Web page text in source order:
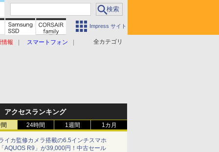
Impress サイト
全カテゴリ
情報 スマートフォン
アクセスランキング
24時間 1週間 1カ月
イカ監修カメラ搭載の6.5インチスマホ
AQUOS R9」が39,000円！中古セール